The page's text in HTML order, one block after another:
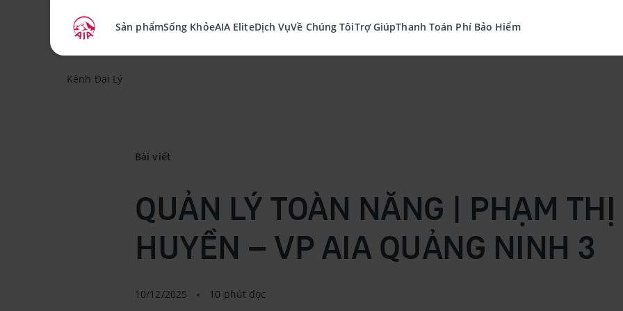
Sản phẩmSống KhỏeAIA EliteDịch VụVề Chúng TôiTrợ GiúpThanh Toán Phí Bảo Hiểm
Kênh Đại Lý
Bài viết
QUẢN LÝ TOÀN NĂNG | PHẠM
HUYỀN – VP AIA QUẢNG NINH 3
10/12/2025 10 phút đọc